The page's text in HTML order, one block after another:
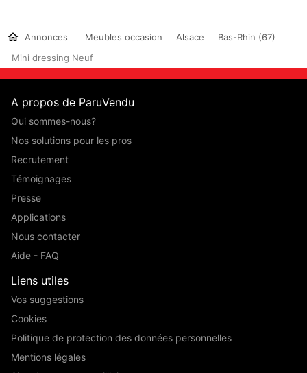
Annonces Meubles occasion Alsace
Bas-Rhin (67)
Mini dressing Neuf
A propos de ParuVendu
Qui sommes-nous?
Nos solutions pour les pros
Recrutement
Témoignages
Presse
Applications
Nous contacter
Aide - FAQ
Liens utiles
Vos suggestions
Cookies
Politique de protection des données personnelles
Mentions légales